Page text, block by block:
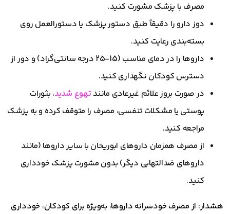
مصرف با پزشک مشورت کنید.
دوز دارو را دقیقاً طبق دستور پزشک یا دستورالعمل روی
بسته‌بندی رعایت کنید.
داروها را در دمای مناسب (15-25 درجه سانتی‌گراد) و دور از
دسترس کودکان نگهداری کنید.
در صورت بروز علائم غیرعادی مانند تهوع شدید، بثورات
پوستی یا مشکلات تنفسی، مصرف را متوقف کرده و به پزشک
مراجعه کنید.
از مصرف همزمان داروهای ابوریحان با سایر داروها (مانند
داروهای ضدالتهابی دیگر) بدون مشورت پزشک خودداری
کنید.
هشدار: از مصرف خودسرانه داروها، به‌ویژه برای کودکان، خودداری